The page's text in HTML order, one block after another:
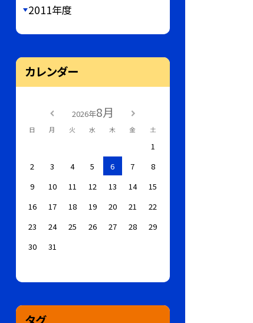
2011年度
カレンダー
2026年8月
日 月 火 水 木 金 土
1
2
3 4 5 6 7
8
9
10 11 12 13 14
15
16
17 18 19 20 21
22
23
24 25 26 27 28
29
30
31